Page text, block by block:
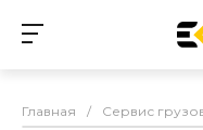
Главная / Сервис